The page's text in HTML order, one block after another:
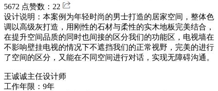
5672 点赞数：22
设计说明：本案例为年轻时尚的男士打造的居家空间，整体色
调以高级灰打造，用刚性的石材与柔性的实木地板完美结合，
在提升空间品质的同时也间接的区分我们的功能区，电视墙在
不影响壁挂电视的情况下不遮挡我们的正常视野，完美的进行
了空间的区分，又能在不同空间进行对话，实现无障碍沟通。
王诚诚主任设计师
工作年限：9年